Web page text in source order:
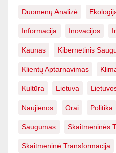
Duomenų Analizė
Informacija Inovacijos
Kaunas Kibernetinis
Klientų Aptarnavimas
Kultūra Lietuva
Naujienos Orai Politika
Saugumas Skaitmeninės
Skaitmeninė Transformacija